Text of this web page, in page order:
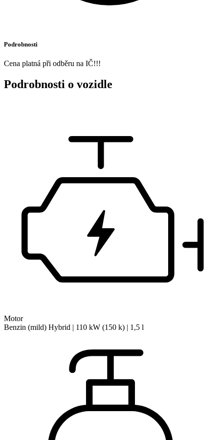
Podrobnosti
Cena platná při odběru na IČ!!!
Podrobnosti o vozidle
Motor
Benzin (mild) Hybrid | 110 kW (150 k) | 1,5 l